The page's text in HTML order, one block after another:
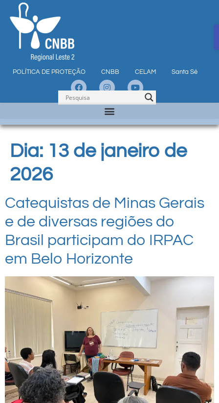
POLÍTICA DE PROTEÇÃO CNBB CELAM Santa Sé
Dia: 13 de janeiro de
2026
Catequistas de Minas Gerais
e de diversas regiões do
Brasil participam do IRPAC
em Belo Horizonte